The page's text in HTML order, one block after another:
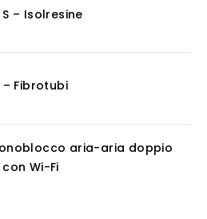
– Isolresine
Fibrotubi
aria-aria doppio
Wi-Fi